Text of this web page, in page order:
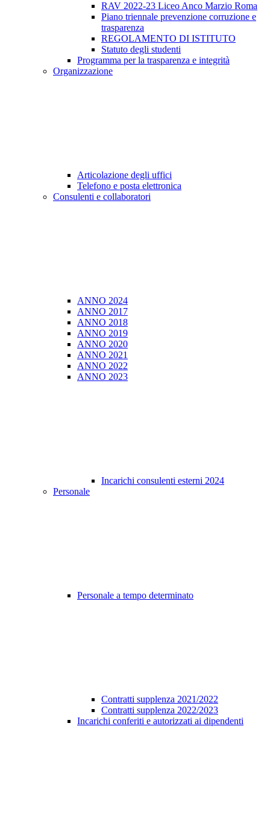
RAV 2022-23 Liceo Anco Marzio Roma
Piano triennale prevenzione corruzione e
trasparenza
REGOLAMENTO DI ISTITUTO
Statuto degli studenti
Programma per la trasparenza e integrità
Organizzazione
Articolazione degli uffici
Telefono e posta elettronica
Consulenti e collaboratori
ANNO 2024
ANNO 2017
ANNO 2018
ANNO 2019
ANNO 2020
ANNO 2021
ANNO 2022
ANNO 2023
Incarichi consulenti esterni 2024
Personale
Personale a tempo determinato
Contratti supplenza 2021/2022
Contratti supplenza 2022/2023
Incarichi conferiti e autorizzati ai dipendenti